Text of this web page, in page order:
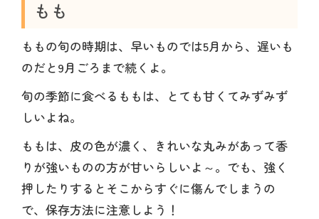
もも
ももの旬の時期は、早いものでは5月から、遅いも
のだと9月ごろまで続くよ。
旬の季節に食べるももは、とても甘くてみずみず
しいよね。
ももは、皮の色が濃く、きれいな丸みがあって香
りが強いものの方が甘いらしいよ～。でも、強く
押したりするとそこからすぐに傷んでしまうの
で、保存方法に注意しよう！